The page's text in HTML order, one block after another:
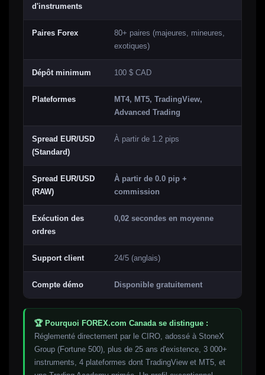
d'instruments
Paires Forex
80+ paires (majeures, mineures,
exotiques)
Dépôt minimum 100 $ CAD
Plateformes
MT4, MT5, TradingView,
Advanced Trading
Spread EUR/USD
(Standard)
À partir de 1.2 pips
Spread EUR/USD
(RAW)
À partir de 0.0 pip +
commission
Exécution des
ordres
0,02 secondes en moyenne
Support client 24/5 (anglais)
Compte démo Disponible gratuitement
🏆 Pourquoi FOREX.com Canada se distingue :
Réglementé directement par le CIRO, adossé à StoneX
Group (Fortune 500), plus de 25 ans d'existence, 3 000+
instruments, 4 plateformes dont TradingView et MT5, et